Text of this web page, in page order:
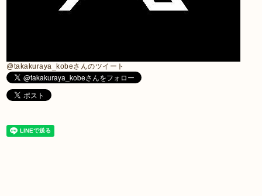
@takakuraya_kobeさんのツイート